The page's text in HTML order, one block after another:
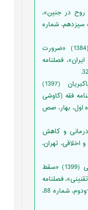
دمیدن روح در جنین»،
سیزدهم، شماره
بهجتی اردکانی، زهره و دیگران (1384) «ضرورت
فصلنامه
پورصدقی، رضا و حسنعلی علی‏اکبریان (1397)
فقه (کاوشی
اول، بهار، صص
(1393) سقط درمانی و کاهش
تهران،
ستوده، حمید و ابوالقاسم مقیمی‏حاجی (1399) «سقط
فصلنامه
مطالعات راهبردی زنان، دوره بیست¬ودوم، شماره 88،